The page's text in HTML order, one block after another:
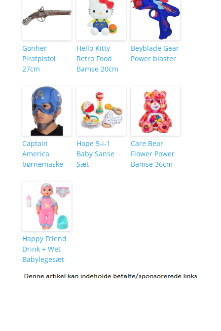
Gonher
Piratpistol
27cm
Hello Kitty
Retro Food
Bamse 20cm
Beyblade Gear
Power blaster
Captain
America
børnemaske
Hape 5-i-1
Baby Sanse
Sæt
Care Bear
Flower Power
Bamse 36cm
Happy Friend
Drink + Wet
Babylegesæt